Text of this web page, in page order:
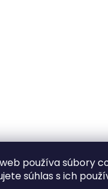
používa súbory
súhlas s ich